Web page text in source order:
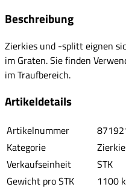
Beschreibung
Zierkies und -splitt eignen
im Graten. Sie finden
im Traufbereich.
Artikeldetails
Artikelnummer
Kategorie
Verkaufseinheit
STK
Gewicht pro STK
1100